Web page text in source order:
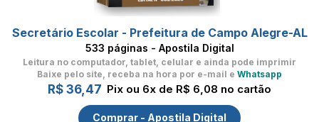
Secretário Escolar - Prefeitura de Campo Alegre-AL
533 páginas - Apostila Digital
Leitura no computador, tablet, celular e ainda pode imprimir
Baixe pelo site, receba na hora por e-mail e Whatsapp
R$ 36,47 Pix ou 6x de R$ 6,08 no cartão
Comprar - Apostila Digital